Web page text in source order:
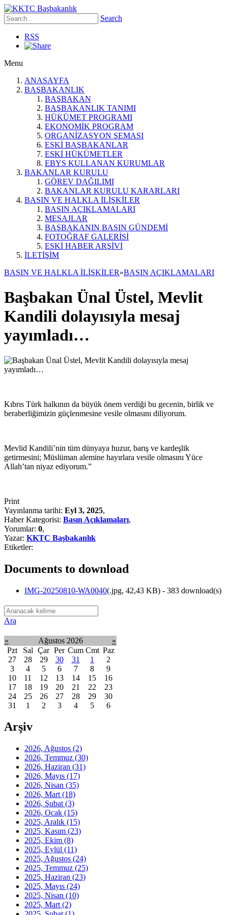
Search
RSS
Menu
ANASAYFA
BAŞBAKANLIK
BAŞBAKAN
BAŞBAKANLIK TANIMI
HÜKÜMET PROGRAMI
EKONOMİK PROGRAM
ORGANİZASYON ŞEMASI
ESKİ BAŞBAKANLAR
ESKİ HÜKÜMETLER
EBYS KULLANAN KURUMLAR
BAKANLAR KURULU
GÖREV DAĞILIMI
BAKANLAR KURULU KARARLARI
BASIN VE HALKLA İLİŞKİLER
BASIN AÇIKLAMALARI
MESAJLAR
BAŞBAKANIN BASIN GÜNDEMİ
FOTOĞRAF GALERİSİ
ESKİ HABER ARŞİVİ
İLETİŞİM
BASIN VE HALKLA İLİŞKİLER»BASIN AÇIKLAMALARI
Başbakan Ünal Üstel, Mevlit
Kandili dolayısıyla mesaj
yayımladı…
Kıbrıs Türk halkının da büyük önem verdiği bu gecenin, birlik ve
beraberliğimizin güçlenmesine vesile olmasını diliyorum.
Mevlid Kandili’nin tüm dünyaya huzur, barış ve kardeşlik
getirmesini; Müslüman alemine hayırlara vesile olmasını Yüce
Allah’tan niyaz ediyorum.”
Print
Yayınlanma tarihi: Eyl 3, 2025,
Haber Kategorisi: Basın Açıklamaları,
Yorumlar: 0,
Yazar: KKTC Başbakanlık
Etiketler:
Documents to download
IMG-20250810-WA0040(.jpg, 42,43 KB) - 383 download(s)
Ara
« Ağustos 2026
»
Pzt
Sal Çar Per Cum Cmt Paz
27
28 29 30 31 1
2
3
4 5 6 7 8
9
10
11 12 13 14 15
16
17
18 19 20 21 22
23
24
25 26 27 28 29
30
31
1 2 3 4 5 6
Arşiv
2026, Ağustos (2)
2026, Temmuz (30)
2026, Haziran (31)
2026, Mayıs (17)
2026, Nisan (35)
2026, Mart (18)
2026, Şubat (3)
2026, Ocak (15)
2025, Aralık (15)
2025, Kasım (23)
2025, Ekim (8)
2025, Eylül (11)
2025, Ağustos (24)
2025, Temmuz (25)
2025, Haziran (23)
2025, Mayıs (24)
2025, Nisan (10)
2025, Mart (2)